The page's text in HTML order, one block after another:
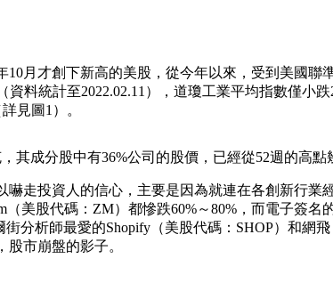
10月才創下新高的美股，從今年以來，受到美國
資料統計至2022.02.11），道瓊工業平均指數僅
見圖1）。
其成分股中有36%公司的股價，已經從52週的高點
走投資人的信心，主要是因為就連在各創新行業
（美股代碼：ZM）都慘跌60%～80%，而電子簽
分析師最愛的Shopify（美股代碼：SHOP）和網
股市崩盤的影子。